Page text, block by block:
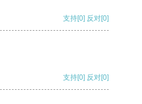
支持[0] 反对[0]
支持[0] 反对[0]